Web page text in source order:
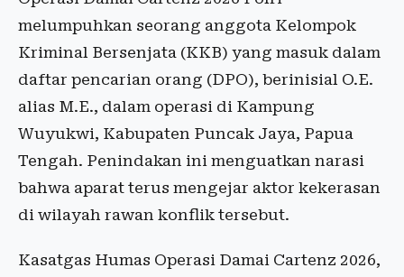
melumpuhkan seorang anggota Kelompok
Kriminal Bersenjata (KKB) yang masuk dalam
daftar pencarian orang (DPO), berinisial O.E.
alias M.E., dalam operasi di Kampung
Wuyukwi, Kabupaten Puncak Jaya, Papua
Tengah. Penindakan ini menguatkan narasi
bahwa aparat terus mengejar aktor kekerasan
di wilayah rawan konflik tersebut.
Kasatgas Humas Operasi Damai Cartenz 2026,